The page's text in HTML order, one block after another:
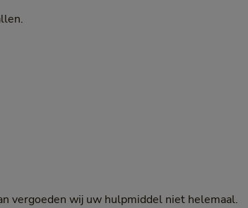
vergoeden wij uw hulpmiddel niet helemaal.